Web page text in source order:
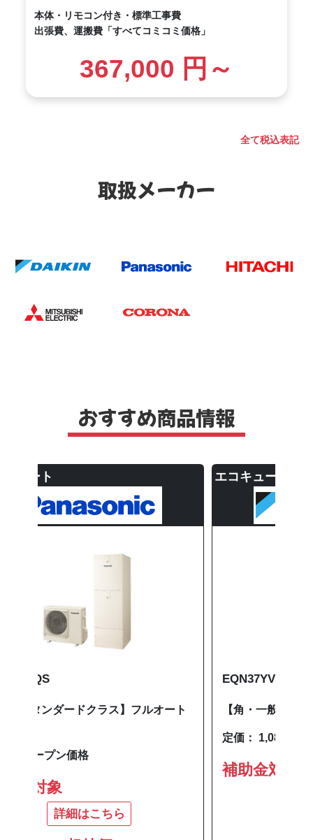
本体・リモコン付き・標準工事費
出張費、運搬費「すべてコミコミ価格」
367,000 円～
全て税込表記
取扱メーカー
おすすめ商品情報
エコキュート
【角・一般地仕様】給湯専用 370L